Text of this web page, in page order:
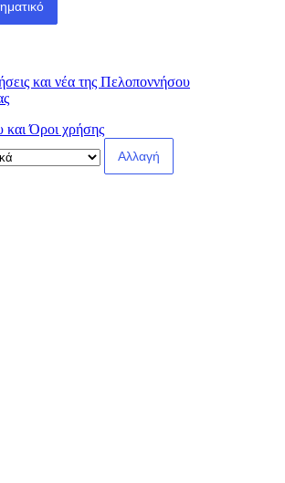
και νέα της Πελοποννήσου
και Όροι χρήσης